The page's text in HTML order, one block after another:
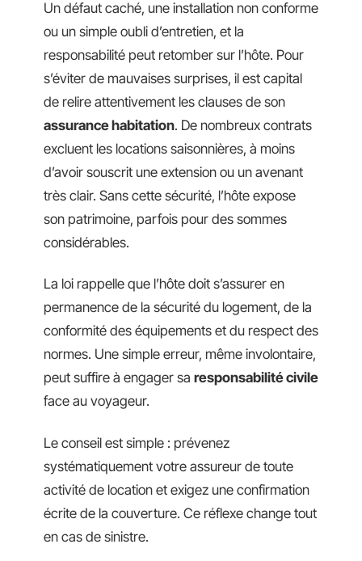
Un défaut caché, une installation non conforme
ou un simple oubli d’entretien, et la
responsabilité peut retomber sur l’hôte. Pour
s’éviter de mauvaises surprises, il est capital
de relire attentivement les clauses de son
assurance habitation. De nombreux contrats
excluent les locations saisonnières, à moins
d’avoir souscrit une extension ou un avenant
très clair. Sans cette sécurité, l’hôte expose
son patrimoine, parfois pour des sommes
considérables.
La loi rappelle que l’hôte doit s’assurer en
permanence de la sécurité du logement, de la
conformité des équipements et du respect des
normes. Une simple erreur, même involontaire,
peut suffire à engager sa responsabilité civile
face au voyageur.
Le conseil est simple : prévenez
systématiquement votre assureur de toute
activité de location et exigez une confirmation
écrite de la couverture. Ce réflexe change tout
en cas de sinistre.